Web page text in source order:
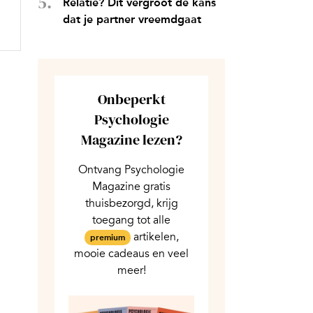
dat je partner vreemdgaat
Onbeperkt
Psychologie
Magazine lezen?
Ontvang Psychologie
Magazine gratis
thuisbezorgd, krijg
toegang tot alle
premium artikelen,
mooie cadeaus en veel
meer!